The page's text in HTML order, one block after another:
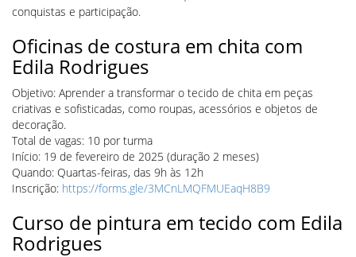
conquistas e participação.
Oficinas de costura em chita com
Edila Rodrigues
Objetivo: Aprender a transformar o tecido de chita em peças
criativas e sofisticadas, como roupas, acessórios e objetos de
decoração.
Total de vagas: 10 por turma
Início: 19 de fevereiro de 2025 (duração 2 meses)
Quando: Quartas-feiras, das 9h às 12h
Inscrição: https://forms.gle/3MCnLMQFMUEaqH8B9
Curso de pintura em tecido com Edila
Rodrigues